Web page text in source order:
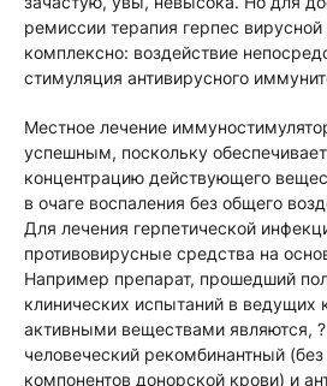
ремиссии терапия герпес
комплексно: воздействие
стимуляция антивирусного
Местное лечение
успешным, поскольку
концентрацию действующего
в очаге воспаления без общего
Для лечения герпетической
противовирусные средства на
Например препарат, прошедший
клинических испытаний в ведущих
активными веществами являются,
человеческий рекомбинантный (без
компонентов донорской крови) и